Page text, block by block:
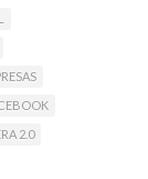
2.0